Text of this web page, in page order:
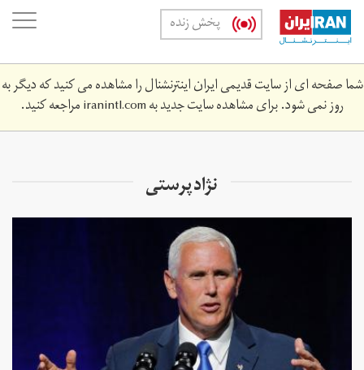
Skip
main
content
پخش زنده
شما صفحه ای از سایت قدیمی ایران اینترنشنال را مشاهده می کنید که دیگر به
روز نمی شود. برای مشاهده سایت جدید بهiranintl.comمراجعه کنید.
نژاد پرستی